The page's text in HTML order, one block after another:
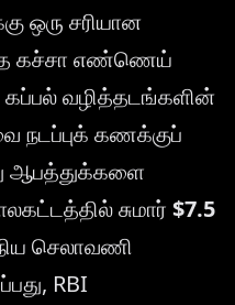
ஒரு சரியான
கச்சா எண்ணெய்
கப்பல் வழித்தடங்களின்
நடப்புக் கணக்குப்
ஆபத்துக்களை
சுமார் $7.5
செலாவணி
RBI